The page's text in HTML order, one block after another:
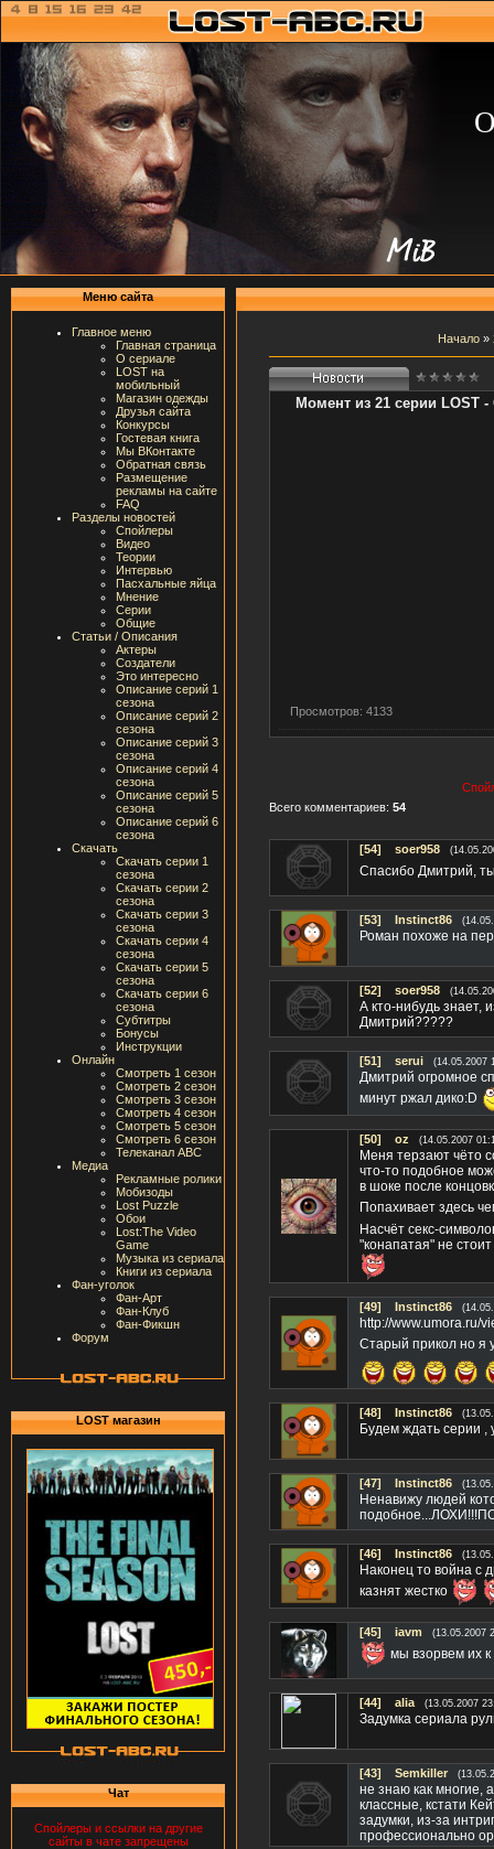
Меню сайта
Главное меню
Главная страница
О сериале
LOST на
мобильный
Магазин одежды
Друзья сайта
Конкурсы
Гостевая книга
Мы ВКонтакте
Обратная связь
Размещение
рекламы на сайте
FAQ
Разделы новостей
Спойлеры
Видео
Теории
Интервью
Пасхальные яйца
Мнение
Серии
Общие
Статьи / Описания
Актеры
Создатели
Это интересно
Описание серий 1
сезона
Описание серий 2
сезона
Описание серий 3
сезона
Описание серий 4
сезона
Описание серий 5
сезона
Описание серий 6
сезона
Скачать
Скачать серии 1
сезона
Скачать серии 2
сезона
Скачать серии 3
сезона
Скачать серии 4
сезона
Скачать серии 5
сезона
Скачать серии 6
сезона
Субтитры
Бонусы
Инструкции
Онлайн
Смотреть 1 сезон
Смотреть 2 сезон
Смотреть 3 сезон
Смотреть 4 сезон
Смотреть 5 сезон
Смотреть 6 сезон
Телеканал ABC
Медиа
Рекламные ролики
Мобизоды
Lost Puzzle
Обои
Lost:The Video
Game
Музыка из сериала
Книги из сериала
Фан-уголок
Фан-Арт
Фан-Клуб
Фан-Фикшн
Форум
LOST магазин
Чат
Спойлеры и ссылки на другие
сайты в чате запрещены
Начало»
Момент из 21 серии LOST
Просмотров: 4133
Всего комментариев: 54
[54] soer958
Спасибо Дмитрий,
[53] Instinct86
Роман похоже на
[52] soer958
А кто-нибудь знает,
Дмитрий?????
[51] serui (14.05.2007
Дмитрий огромное
минут ржал дико:D
[50] oz (14.05.2007
Меня терзают чёто
что-то подобное
в шоке после
Попахивает здесь
Насчёт секс-
"конапатая" не
[49] Instinct86
http://www.umora.ru/
Старый прикол но я
[48] Instinct86
Будем ждать серии ,
[47] Instinct86
Ненавижу людей
[46] Instinct86
Наконец то война с
казнят жестко
[45] iavm (13.05.2007
мы взорвем их к
[44] alia (13.05.2007
Задумка сериала
[43] Semkiller
не знаю как многие,
классные, кстати
задумки, из-за
профессионально